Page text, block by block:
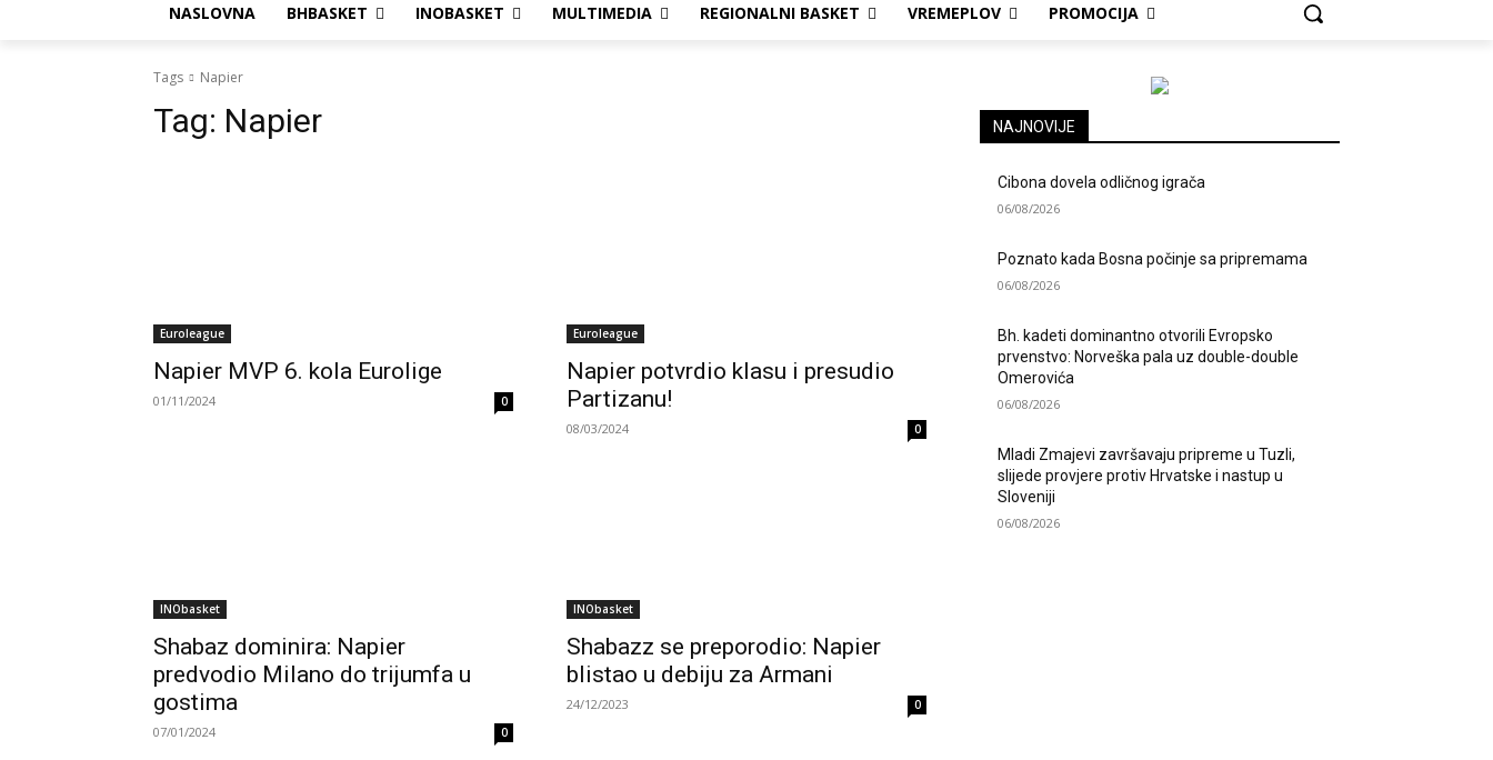
NASLOVNA BHBASKET INOBASKET MULTIMEDIA REGIONALNI BASKET VREMEPLOV PROMOCIJA
Tags Napier
Tag: Napier
Euroleague
Napier MVP 6. kola Eurolige
01/11/2024 0
Euroleague
Napier potvrdio klasu i presudio
Partizanu!
08/03/2024 0
INObasket
Shabaz dominira: Napier
predvodio Milano do trijumfa u
gostima
07/01/2024 0
INObasket
Shabazz se preporodio: Napier
blistao u debiju za Armani
24/12/2023 0
NAJNOVIJE
Cibona dovela odličnog igrača
06/08/2026
Poznato kada Bosna počinje sa pripremama
06/08/2026
Bh. kadeti dominantno otvorili Evropsko
prvenstvo: Norveška pala uz double-double
Omerovića
06/08/2026
Mladi Zmajevi završavaju pripreme u Tuzli,
slijede provjere protiv Hrvatske i nastup u
Sloveniji
06/08/2026